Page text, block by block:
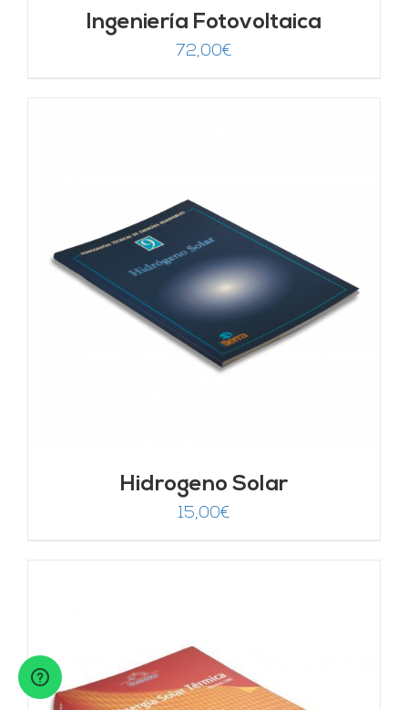
Ingeniería Fotovoltaica
72,00€
Hidrogeno Solar
15,00€